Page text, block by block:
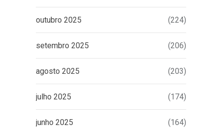
outubro 2025 (224)
setembro 2025 (206)
agosto 2025 (203)
julho 2025 (174)
junho 2025 (164)